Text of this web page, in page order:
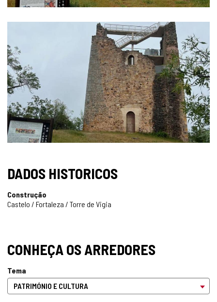
DADOS HISTORICOS
Construção
Castelo / Fortaleza / Torre de Vigia
CONHEÇA OS ARREDORES
Tema